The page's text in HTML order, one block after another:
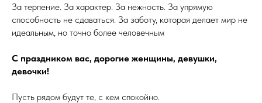
За терпение. За характер. За нежность. За упрямую
способность не сдаваться. За заботу, которая делает мир не
идеальным, но точно более человечным
С праздником вас, дорогие женщины, девушки,
девочки!
Пусть рядом будут те, с кем спокойно.